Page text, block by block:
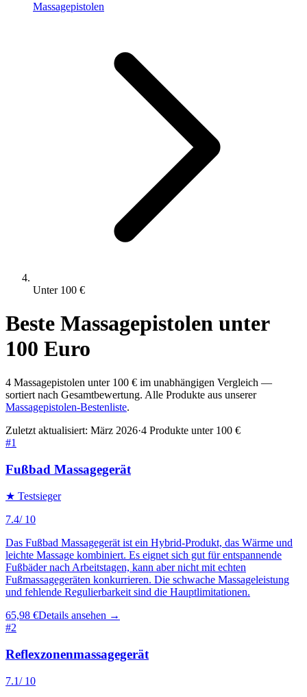
Massagepistolen
Unter 100 €
Beste Massagepistolen unter
100 Euro
4 Massagepistolen unter 100 € im unabhängigen Vergleich —
sortiert nach Gesamtbewertung. Alle Produkte aus unserer
Massagepistolen-Bestenliste.
Zuletzt aktualisiert: März 2026·4 Produkte unter 100 €
#1
Fußbad Massagegerät
★ Testsieger
7.4/ 10
Das Fußbad Massagegerät ist ein Hybrid-Produkt, das Wärme und
leichte Massage kombiniert. Es eignet sich gut für entspannende
Fußbäder nach Arbeitstagen, kann aber nicht mit echten
Fußmassagegeräten konkurrieren. Die schwache Massageleistung
und fehlende Regulierbarkeit sind die Hauptlimitationen.
65,98 €Details ansehen →
#2
Reflexzonenmassagegerät
7.1/ 10